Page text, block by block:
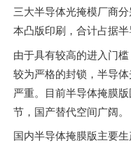
三大半导体光掩模厂商
本凸版印刷，合计占据半
由于具有较高的进入门
较为严格的封锁，半导
严重。目前半导体掩膜
节，国产替代空间广阔。
国内半导体掩膜版主要